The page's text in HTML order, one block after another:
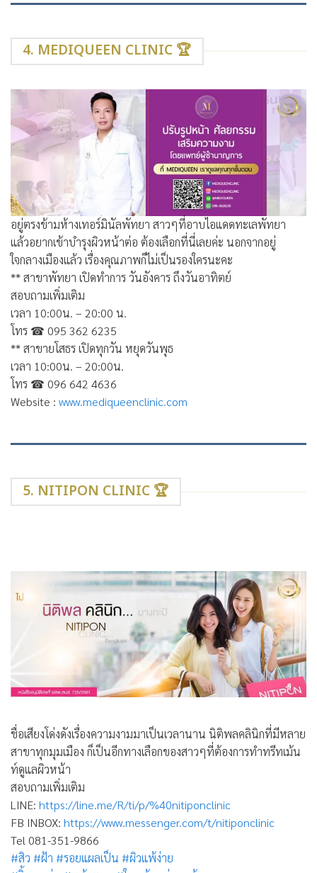
4. MEDIQUEEN CLINIC 🏆
อยู่ตรงข้ามห้างเทอร์มินัลพัทยา สาวๆที่อาบไอแดดทะเลพัทยา
แล้วอยากเข้าบำรุงผิวหน้าต่อ ต้องเลือกที่นี่เลยค่ะ นอกจากอยู่
ใจกลางเมืองแล้ว เรื่องคุณภาพก็ไม่เป็นรองใครนะคะ
** สาขาพัทยา เปิดทำการ วันอังคาร ถึงวันอาทิตย์
สอบถามเพิ่มเติม
เวลา 10:00น. – 20:00 น.
โทร ☎ 095 362 6235
** สาขายโสธร เปิดทุกวัน หยุดวันพุธ
เวลา 10:00น. – 20:00น.
โทร ☎ 096 642 4636
Website : www.mediqueenclinic.com
5. NITIPON CLINIC 🏆
ชื่อเสียงโด่งดังเรื่องความงามมาเป็นเวลานาน นิติพลคลินิกที่มีหลาย
สาขาทุกมุมเมือง ก็เป็นอีกทางเลือกของสาวๆที่ต้องการทำทรีทเม้น
ท์ดูแลผิวหน้า
สอบถามเพิ่มเติม
LINE: https://line.me/R/ti/p/%40nitiponclinic
FB INBOX: https://www.messenger.com/t/nitiponclinic
Tel 081-351-9866
#สิว #ฝ้า #รอยแผลเป็น #ผิวแพ้ง่าย